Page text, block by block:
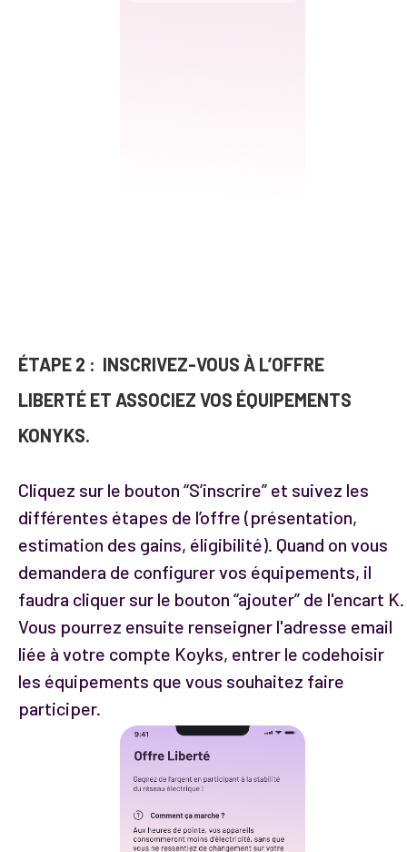
ÉTAPE 2 : INSCRIVEZ-VOUS À L’OFFRE
LIBERTÉ ET ASSOCIEZ VOS ÉQUIPEMENTS
KONYKS.
Cliquez sur le bouton “S’inscrire” et suivez les
différentes étapes de l’offre (présentation,
estimation des gains, éligibilité). Quand on vous
demandera de configurer vos équipements, il
faudra cliquer sur le bouton “ajouter” de l'encart K.
Vous pourrez ensuite renseigner l'adresse email
liée à votre compte Koyks, entrer le codehoisir
les équipements que vous souhaitez faire
participer.